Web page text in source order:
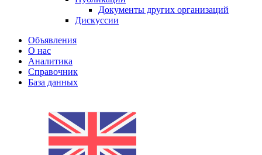
Документы других организаций
Дискуссии
Объявления
О нас
Аналитика
Справочник
База данных